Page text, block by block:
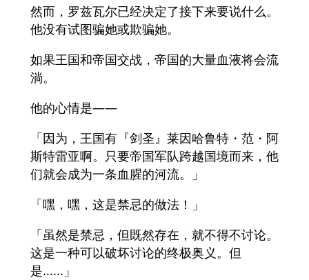
然而，罗兹瓦尔已经决定了接下来要说什么。
他没有试图骗她或欺骗她。
如果王国和帝国交战，帝国的大量血液将会流
淌。
他的心情是——
「因为，王国有『剑圣』莱因哈鲁特・范・阿
斯特雷亚啊。只要帝国军队跨越国境而来，他
们就会成为一条血腥的河流。」
「嘿，嘿，这是禁忌的做法！」
「虽然是禁忌，但既然存在，就不得不讨论。
这是一种可以破坏讨论的终极奥义。但
是......」